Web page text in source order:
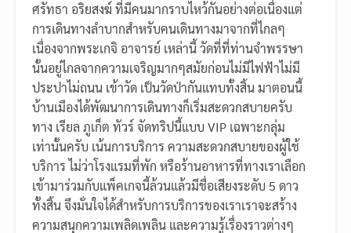
ศรัทธา อริยสงฆ์ ที่มีคนมากราบไหว้กันอย่างต่อเนื่องแต่
การเดินทางลำบากสำหรับคนเดินทางมาจากที่ไกลๆ
เนื่องจากพระเกจิ อาจารย์ เหล่านี้ วัดที่ที่ท่านจำพรรษา
นั้นอยู่ไกลจากความเจริญมากๆสมัยก่อนไม่มีไฟฟ้าไม่มี
ประปาไม่ถนน เข้าวัด เป็นวัดป่ากันแทบทั้งสิ้น มาตอนนี้
บ้านเมืองได้พัฒนาการเดินทางก็เริ่มสะดวกสบายครับ
ทาง เรียล ภูเก็ต ทัวร์ จัดทริปนี้แบบ VIP เฉพาะกลุ่ม
เท่านั้นครับ เน้นการบริการ ความสะดวกสบายของผู้ใช้
บริการ ไม่ว่าโรงแรมที่พัก หรือร้านอาหารที่ทางเราเลือก
เข้ามาร่วมกับแพ็คเกจนี้ล้วนแล้วมีชื่อเสียงระดับ 5 ดาว
ทั้งสิ้น จึงมั่นใจได้สำหรับการบริการของเราเราจะสร้าง
ความสนุกความเพลิดเพลิน และความรู้เรื่องราวต่างๆ